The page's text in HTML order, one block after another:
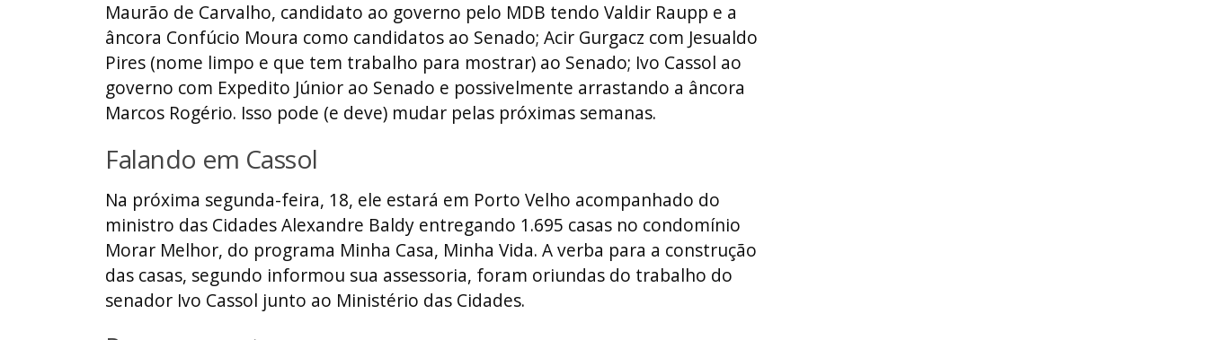
Maurão de Carvalho, candidato ao governo pelo MDB tendo Valdir Raupp e a
âncora Confúcio Moura como candidatos ao Senado; Acir Gurgacz com Jesualdo
Pires (nome limpo e que tem trabalho para mostrar) ao Senado; Ivo Cassol ao
governo com Expedito Júnior ao Senado e possivelmente arrastando a âncora
Marcos Rogério. Isso pode (e deve) mudar pelas próximas semanas.
Falando em Cassol
Na próxima segunda-feira, 18, ele estará em Porto Velho acompanhado do
ministro das Cidades Alexandre Baldy entregando 1.695 casas no condomínio
Morar Melhor, do programa Minha Casa, Minha Vida. A verba para a construção
das casas, segundo informou sua assessoria, foram oriundas do trabalho do
senador Ivo Cassol junto ao Ministério das Cidades.